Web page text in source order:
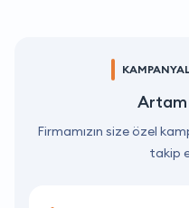
Artam
Firmamızın size özel
takip